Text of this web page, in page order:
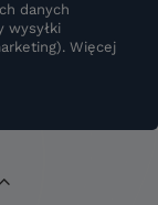
danych
wysyłki
Więcej